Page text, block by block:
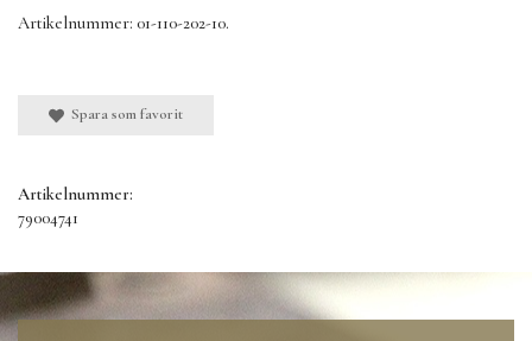
Artikelnummer: 01-110-202-10.
Spara som favorit
Artikelnummer:
79004741